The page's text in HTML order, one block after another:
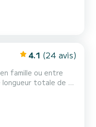
4.1 (24 avis)
famille ou entre